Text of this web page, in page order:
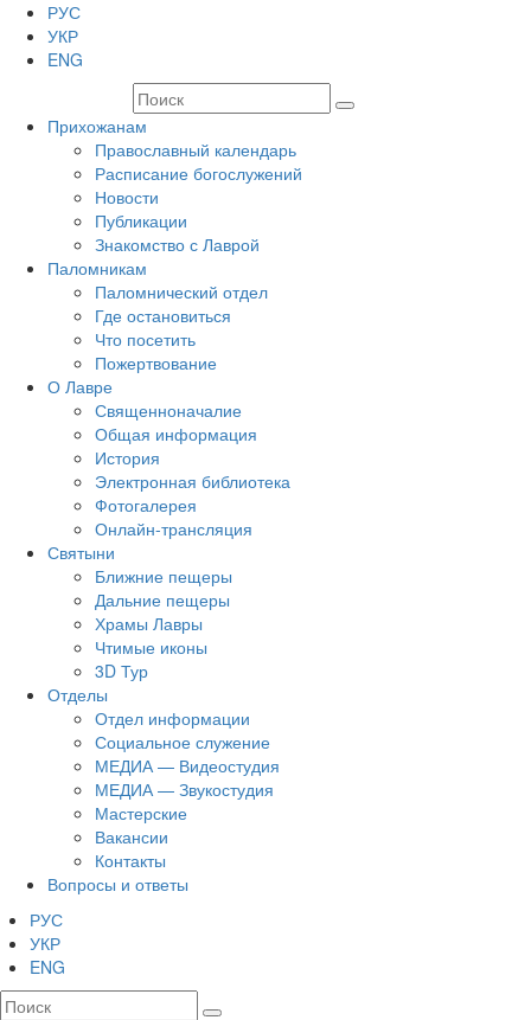
РУС
УКР
ENG
Прихожанам
Православный календарь
Расписание богослужений
Новости
Публикации
Знакомство с Лаврой
Паломникам
Паломнический отдел
Где остановиться
Что посетить
Пожертвование
О Лавре
Священноначалие
Общая информация
История
Электронная библиотека
Фотогалерея
Онлайн-трансляция
Святыни
Ближние пещеры
Дальние пещеры
Храмы Лавры
Чтимые иконы
3D Тур
Отделы
Отдел информации
Социальное служение
МЕДИА — Видеостудия
МЕДИА — Звукостудия
Мастерские
Вакансии
Контакты
Вопросы и ответы
РУС
УКР
ENG